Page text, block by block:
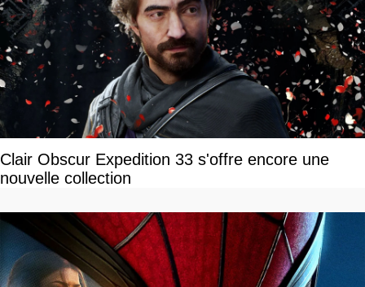
Clair Obscur Expedition 33 s'offre encore une
nouvelle collection